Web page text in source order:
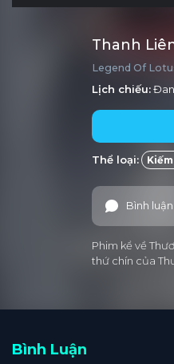
Thanh
Legend Of
Lịch chiếu:
Thể loại:
Bình luận
Phim kể về
thứ chín của
Bình Luận